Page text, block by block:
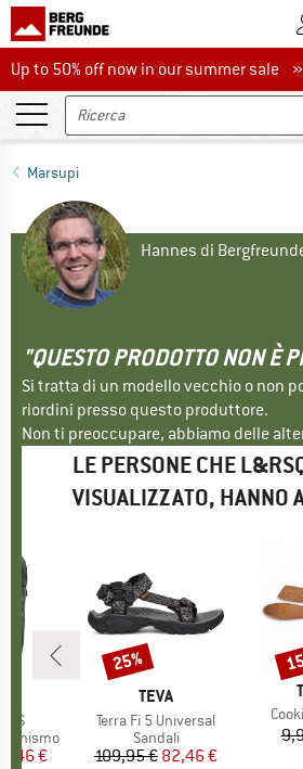
Up to 50% off now in our summer sale
Up to 50% off now in our summer sale »
Marsupi
Hannes di
"QUESTO PRODOTTO NON È
Si tratta di un modello vecchio o non
riordini presso questo produttore.
Non ti preoccupare, abbiamo delle
LE PERSONE CHE
VISUALIZZATO, HANNO
S
ridotto
€
MARCHIO
TEVA
Articolo
Terra Fi 5 Universal
Gruppo di prodotti
Sandali
Prezzo
109,95 €Prezzo ridotto
82,46 €
Sconto
25%